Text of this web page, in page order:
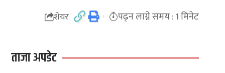
शेयर पढ्न लाग्ने समय : 1 मिनेट
ताजा अपडेट